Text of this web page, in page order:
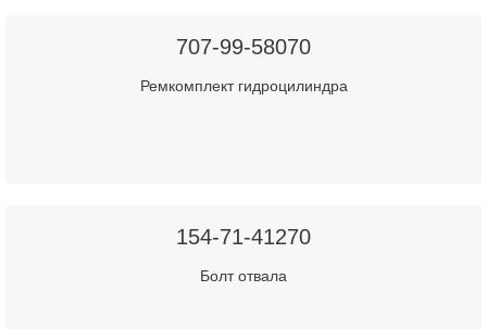
707-99-58070
Ремкомплект гидроцилиндра
154-71-41270
Болт отвала